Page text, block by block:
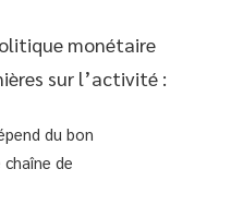
monétaire
sur l’activité :
du bon
de